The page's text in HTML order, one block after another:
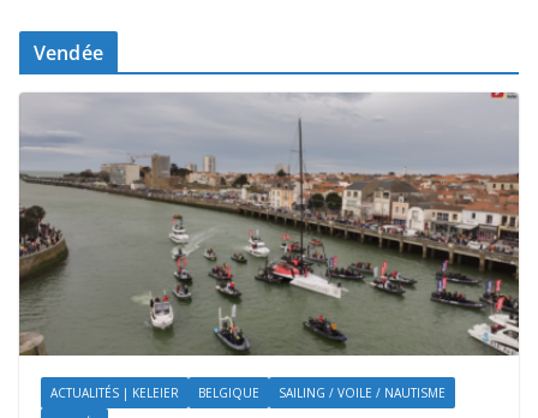
Vendée
ACTUALITÉS | KELEIER BELGIQUE
SAILING / VOILE / NAUTISME